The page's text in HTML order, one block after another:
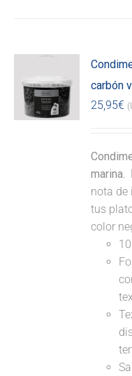
carbón
25,95€
marina.
nota de
tus
color